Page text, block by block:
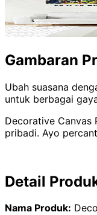
Gambaran
Ubah suasana
untuk berbagai
Decorative Canvas
pribadi. Ayo
Detail
Nama Produk: